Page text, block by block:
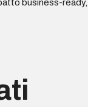
business-